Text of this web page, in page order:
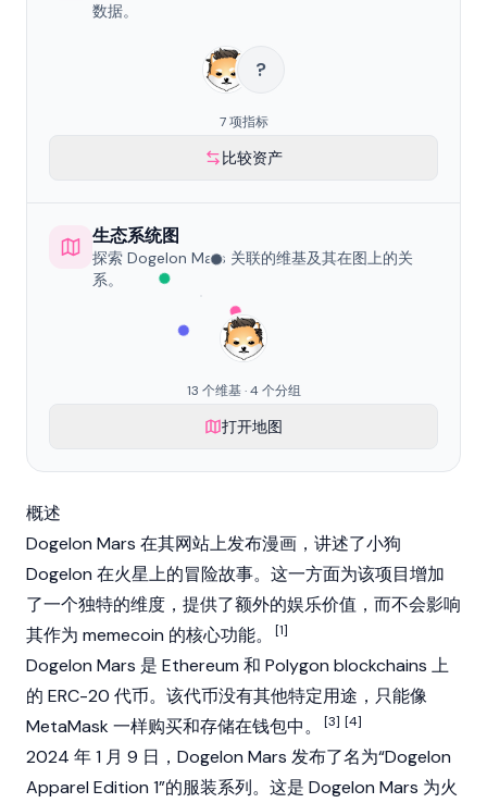
数据。
?
7 项指标
比较资产
生态系统图
探索 Dogelon Mars 关联的维基及其在图上的关
系。
13 个维基 · 4 个分组
打开地图
概述
Dogelon Mars 在其网站上发布漫画，讲述了小狗
Dogelon 在火星上的冒险故事。这一方面为该项目增加
了一个独特的维度，提供了额外的娱乐价值，而不会影响
其作为 memecoin 的核心功能。 [1]
Dogelon Mars 是 Ethereum 和 Polygon blockchains 上
的 ERC-20 代币。该代币没有其他特定用途，只能像
MetaMask一样购买和存储在钱包中。 [3] [4]
2024 年 1 月 9 日，Dogelon Mars 发布了名为“Dogelon
Apparel Edition 1”的服装系列。这是 Dogelon Mars 为火